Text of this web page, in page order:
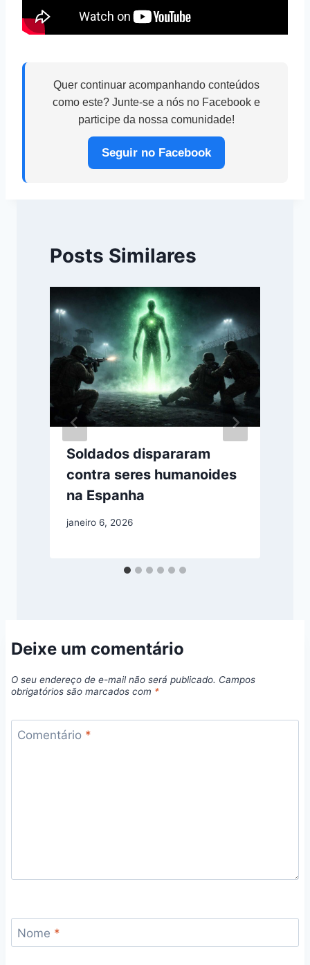
Quer continuar acompanhando conteúdos
como este? Junte-se a nós no Facebook e
participe da nossa comunidade!
Seguir no Facebook
Posts Similares
Soldados dispararam
contra seres humanoides
na Espanha
janeiro 6, 2026
Deixe um comentário
O seu endereço de e-mail não será publicado. Campos
obrigatórios são marcados com *
Comentário *
Nome *